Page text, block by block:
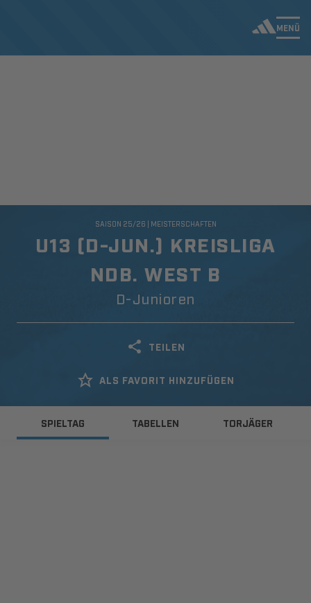
MENÜ
U13 (D-JUN.) KREISLIGA
NDB. WEST B
D-Junioren
SAISON 25/26 | MEISTERSCHAFTEN
TEILEN
ALS FAVORIT HINZUFÜGEN
SPIELTAG TABELLEN TORJÄGER